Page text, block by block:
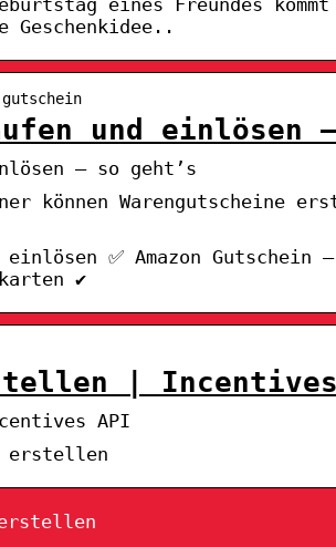
gutschein
und einlösen
– so geht’s
können Warengutscheine
einlösen ✅ Amazon
✔
| Incentives
API
erstellen
erstellen